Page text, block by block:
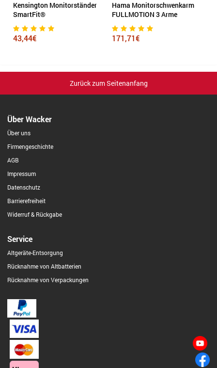
Kensington Monitorständer
SmartFit®
43,44€
Hama Monitorschwenkarm
FULLMOTION 3 Arme
171,71€
Zurück zum Seitenanfang
Über Wacker
Über uns
Firmengeschichte
AGB
Impressum
Datenschutz
Barrierefreiheit
Widerruf & Rückgabe
Service
Altgeräte-Entsorgung
Rücknahme von Altbatterien
Rücknahme von Verpackungen